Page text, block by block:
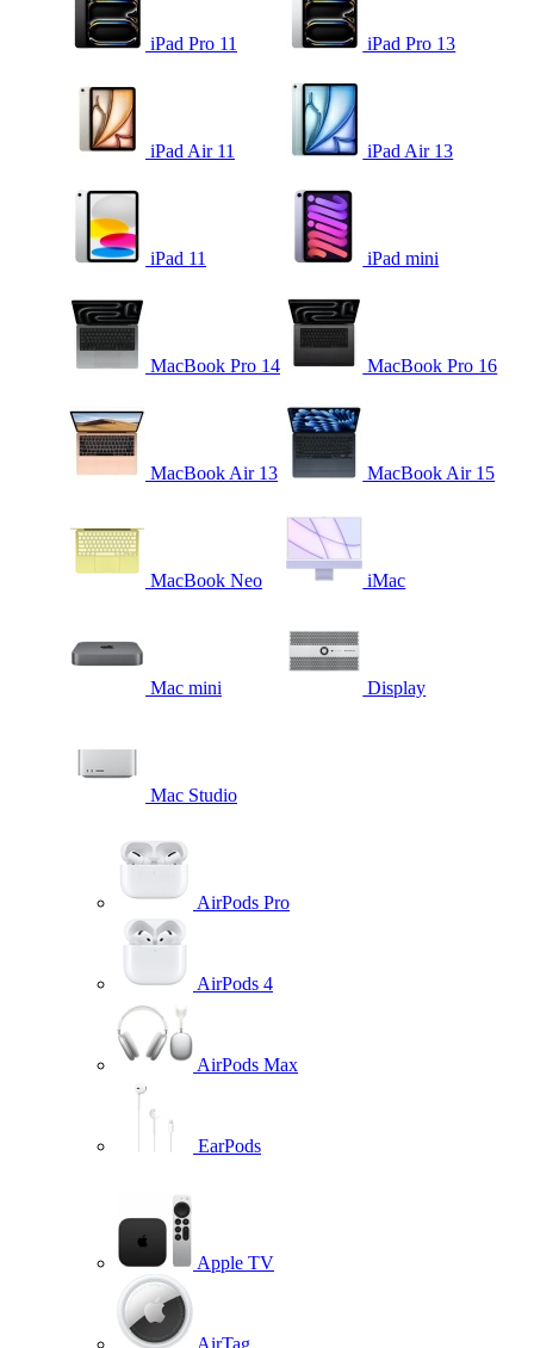
iPad Pro 11 iPad Pro 13
iPad Air 11 iPad Air 13
iPad 11 iPad mini
MacBook Pro 14 MacBook Pro 16
MacBook Air 13 MacBook Air 15
MacBook Neo iMac
Mac mini Display
Mac Studio
AirPods Pro
AirPods 4
AirPods Max
EarPods
Apple TV